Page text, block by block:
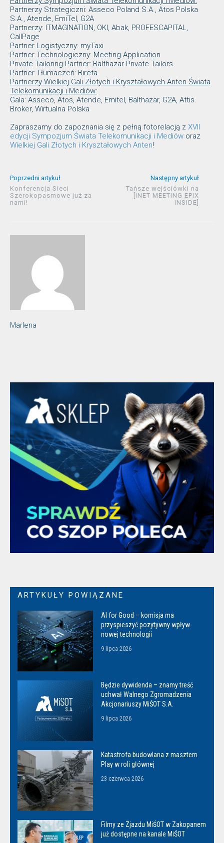
Partnerzy Strategiczni: Asseco Poland S.A., Atos Polska
S.A., Atende, EmiTel, G2A
Partnerzy: ITMAGINATION, OKI, Abak, PROFESCAPITAL,
CallPage
Partner Logistyczny: myTaxi
Partner Technologiczny: Meeting Application
Private Tailoring Partner: Balthazar Private Tailors
Partner Tłumaczeń: Bireta
Partnerzy Wielkiej Gali Złotych i Kryształowych Anten Świata
Telekomunikacji i Mediów:
Gala: Asseco, Atos, Atende, Emitel, Balthazar, G2A, Attis
Broker, Wirtualna Polska
Zapraszamy do zapoznania się z pełną fotorelacją z XVII
edycji Sympozjum Świata Telekomunikacji i Mediów oraz
Wielkiej Gali Złotych i Kryształowych Anten!
Poprzedni artykuł
Konferencja Sieci
Szerokopasmowe już za
nami!
Następny artykuł
Tańsze wejściówki na
[INET MEETING EPIX
INSIDE]
Marlena
ARTYKUŁY POWIĄZANE
AI for Good – komisja ma
przyspieszyć pozytywny wpływ
nowej technologii
9 lipca 2026
Będzie dywidenda – znamy treść
uchwał Walnego Zgromadzenia
Akcjonariuszy MiŚOT S.A.
9 lipca 2026
Katastrofa budowlana z masztem
Play w roli głównej
23 czerwca 2026
Filmy ze Zjazdu MiŚOT w Zakopanem
już dostępne na kanale MiŚOT